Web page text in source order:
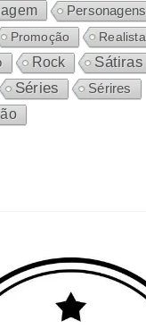
Personagens
Promoção
Realista
Rock Sátiras
Séries
Sérires